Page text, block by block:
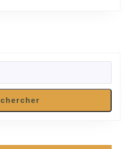
chercher